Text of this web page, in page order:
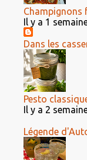
Champignons
Il y a 1
Dans les
Pesto
Il y a 2
Légende